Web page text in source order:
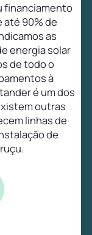
financiamento
até 90% de
as
energia solar
de todo o
à
é um dos
outras
linhas de
de